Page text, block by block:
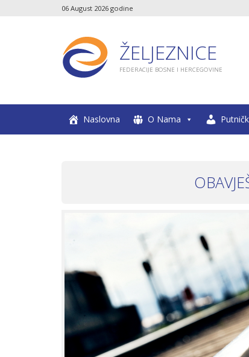
06 August 2026 godine
ŽELJEZNICE
FEDERACIJE BOSNE I HERCEGOVINE
Naslovna O Nama